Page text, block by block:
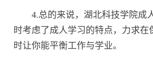
4.总的来说，湖北科技学院成
时考虑了成人学习的特点，力求在
时让你能平衡工作与学业。